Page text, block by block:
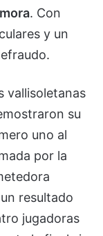
. Con
y un
vallisoletanas
su
uno al
por la
resultado
jugadoras